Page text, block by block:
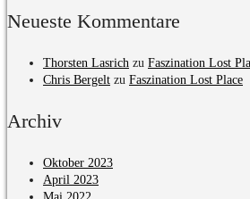
Neueste Kommentare
Thorsten Lasrich zu Faszination Lost
Chris Bergelt zu Faszination Lost Place
Archiv
Oktober 2023
April 2023